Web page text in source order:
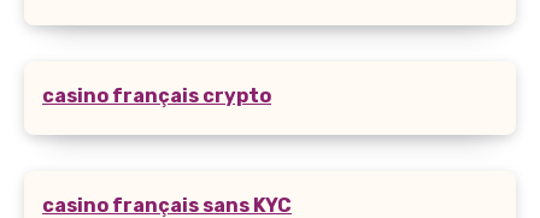
casino français crypto
casino français sans KYC